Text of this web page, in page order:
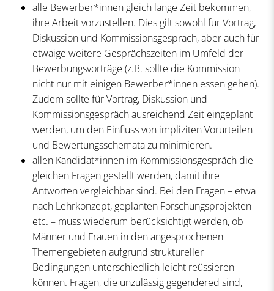
alle Bewerber*innen gleich lange Zeit bekommen,
ihre Arbeit vorzustellen. Dies gilt sowohl für Vortrag,
Diskussion und Kommissionsgespräch, aber auch für
etwaige weitere Gesprächszeiten im Umfeld der
Bewerbungsvorträge (z.B. sollte die Kommission
nicht nur mit einigen Bewerber*innen essen gehen).
Zudem sollte für Vortrag, Diskussion und
Kommissionsgespräch ausreichend Zeit eingeplant
werden, um den Einfluss von impliziten Vorurteilen
und Bewertungsschemata zu minimieren.
allen Kandidat*innen im Kommissionsgespräch die
gleichen Fragen gestellt werden, damit ihre
Antworten vergleichbar sind. Bei den Fragen – etwa
nach Lehrkonzept, geplanten Forschungsprojekten
etc. – muss wiederum berücksichtigt werden, ob
Männer und Frauen in den angesprochenen
Themengebieten aufgrund struktureller
Bedingungen unterschiedlich leicht reüssieren
können. Fragen, die unzulässig gegendered sind,